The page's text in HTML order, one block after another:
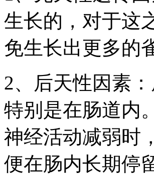
生长的，对于这
免生长出更多的
2、后天性因素
特别是在肠道内
神经活动减弱时
便在肠内长期停